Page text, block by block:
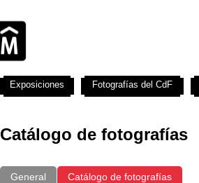
Catálogo de fotografías
General Catálogo de fotografías
Exposiciones Fotografías del CdF